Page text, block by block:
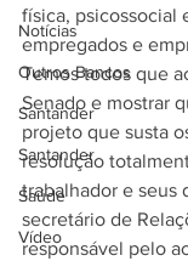
Notícias
Outros Bancos
Santander
Santander
Saúde
Vídeo
física, psicossocial
empregados e
Temos todos que
Senado e mostrar
projeto que susta
resolução
trabalhador e seus
secretário de
responsável pelo